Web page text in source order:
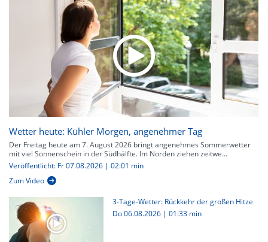
Wetter heute: Kühler Morgen, angenehmer Tag
Der Freitag heute am 7. August 2026 bringt angenehmes Sommerwetter
mit viel Sonnenschein in der Südhälfte. Im Norden ziehen zeitwe...
Veröffentlicht: Fr 07.08.2026 | 02:01 min
Zum Video
3-Tage-Wetter: Rückkehr der großen Hitze
Do 06.08.2026 | 01:33 min